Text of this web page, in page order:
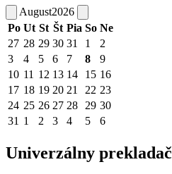
August2026
Po Ut St Št Pia So Ne
27 28 29 30 31 1
2
3
4 5 6 7 8
9
10 11 12 13 14 15 16
17 18 19 20 21 22 23
24 25 26 27 28 29 30
31 1 2 3 4 5 6
Univerzálny prekladač